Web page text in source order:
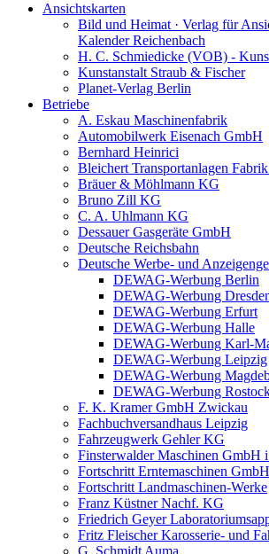
Ansichtskarten
Bild und Heimat · Verlag für
Kalender Reichenbach
H. C. Schmiedicke (VOB) -
Kunstanstalt Straub & Fischer
Planet-Verlag Berlin
Betriebe
A. Eskau Maschinenfabrik
Automobilwerk Eisenach GmbH
Bernhard Heinrici
Bleichert Transportanlagen
Bräuer & Möhlmann KG
Bruno Zill KG
C. A. Uhlmann KG
Dessauer Gasgeräte GmbH
Deutsche Reichsbahn
Deutsche Werbe- und
DEWAG-Werbung Berlin
DEWAG-Werbung
DEWAG-Werbung Erfurt
DEWAG-Werbung Halle
DEWAG-Werbung Karl-
DEWAG-Werbung Leipzig
DEWAG-Werbung
DEWAG-Werbung
F. K. Kramer GmbH Zwickau
Fachbuchversandhaus Leipzig
Fahrzeugwerk Gehler KG
Finsterwalder Maschinen GmbH
Fortschritt Erntemaschinen GmbH
Fortschritt Landmaschinen-Werke
Franz Küstner Nachf. KG
Friedrich Geyer
Fritz Fleischer Karosserie- und
G. Schmidt Auma